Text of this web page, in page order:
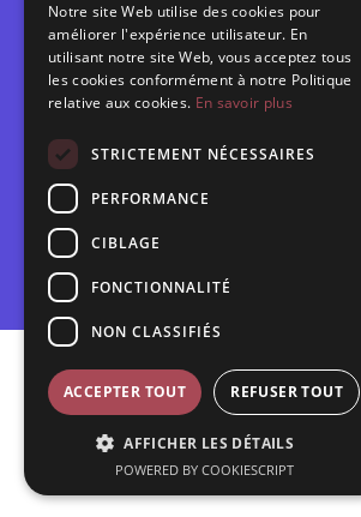
Calendrier
Programme des spectacles
Brèves
Espace scolaire
Politique de confidentialité
Plan du site
Notre site Web utilise des cookies pour
améliorer l'expérience utilisateur. En
utilisant notre site Web, vous acceptez tous
les cookies conformément à notre Politique
relative aux cookies. En savoir plus
STRICTEMENT NÉCESSAIRES
PERFORMANCE
CIBLAGE
FONCTIONNALITÉ
NON CLASSIFIÉS
ACCEPTER TOUT REFUSER TOUT
AFFICHER LES DÉTAILS
POWERED BY COOKIESCRIPT